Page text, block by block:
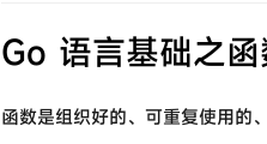
Go 语言基础之函
函数是组织好的、可重复使用的